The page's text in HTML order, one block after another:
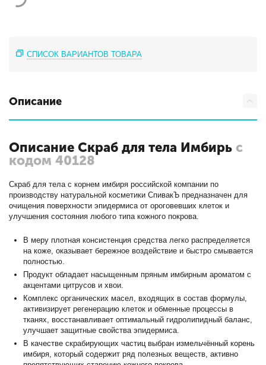
СПИСОК ВАРИАНТОВ ТОВАРА
Описание
Описание Скраб для тела Имбирь с
кодом 40128
Скраб для тела с корнем имбиря российской компании по
производству натуральной косметики СпивакЪ предназначен для
очищения поверхности эпидермиса от ороговевших клеток и
улучшения состояния любого типа кожного покрова.
В меру плотная консистенция средства легко распределяется
на коже, оказывает бережное воздействие и быстро смывается
полностью.
Продукт обладает насыщенным пряным имбирным ароматом с
акцентами цитрусов и хвои.
Комплекс органических масел, входящих в состав формулы,
активизирует регенерацию клеток и обменные процессы в
тканях, восстанавливает оптимальный гидролипидный баланс,
улучшает защитные свойства эпидермиса.
В качестве скрабирующих частиц выбран измельчённый корень
имбиря, который содержит ряд полезных веществ, активно